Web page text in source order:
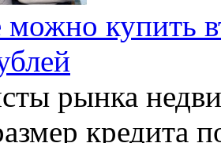
купить
рынка
кредита